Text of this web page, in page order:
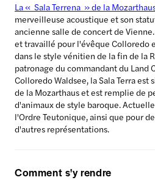
La « Sala Terrena » de la
merveilleuse acoustique et son
ancienne salle de concert de
et travaillé pour l'évêque Colloredo
dans le style vénitien de la fin de la
patronage du commandant du Land
Colloredo Waldsee, la Sala Terra
de la Mozarthaus et est remplie de
d'animaux de style baroque.
l'Ordre Teutonique, ainsi que pour
d'autres représentations.
Comment s'y rendre